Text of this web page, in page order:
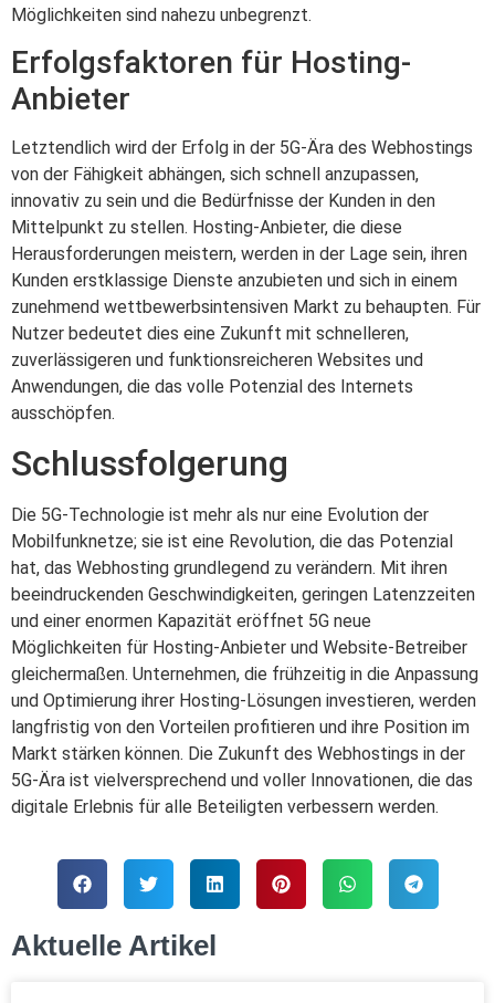
Möglichkeiten sind nahezu unbegrenzt.
Erfolgsfaktoren für Hosting-
Anbieter
Letztendlich wird der Erfolg in der 5G-Ära des Webhostings
von der Fähigkeit abhängen, sich schnell anzupassen,
innovativ zu sein und die Bedürfnisse der Kunden in den
Mittelpunkt zu stellen. Hosting-Anbieter, die diese
Herausforderungen meistern, werden in der Lage sein, ihren
Kunden erstklassige Dienste anzubieten und sich in einem
zunehmend wettbewerbsintensiven Markt zu behaupten. Für
Nutzer bedeutet dies eine Zukunft mit schnelleren,
zuverlässigeren und funktionsreicheren Websites und
Anwendungen, die das volle Potenzial des Internets
ausschöpfen.
Schlussfolgerung
Die 5G-Technologie ist mehr als nur eine Evolution der
Mobilfunknetze; sie ist eine Revolution, die das Potenzial
hat, das Webhosting grundlegend zu verändern. Mit ihren
beeindruckenden Geschwindigkeiten, geringen Latenzzeiten
und einer enormen Kapazität eröffnet 5G neue
Möglichkeiten für Hosting-Anbieter und Website-Betreiber
gleichermaßen. Unternehmen, die frühzeitig in die Anpassung
und Optimierung ihrer Hosting-Lösungen investieren, werden
langfristig von den Vorteilen profitieren und ihre Position im
Markt stärken können. Die Zukunft des Webhostings in der
5G-Ära ist vielversprechend und voller Innovationen, die das
digitale Erlebnis für alle Beteiligten verbessern werden.
Aktuelle Artikel